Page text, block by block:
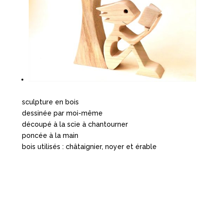
sculpture en bois
dessinée par moi-même
découpé à la scie à chantourner
poncée à la main
bois utilisés : châtaignier, noyer et érable